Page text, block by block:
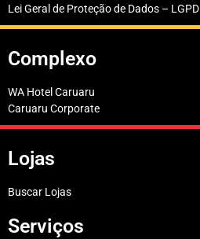
Lei Geral de Proteção de Dados – LGPD
Complexo
WA Hotel Caruaru
Caruaru Corporate
Lojas
Buscar Lojas
Serviços